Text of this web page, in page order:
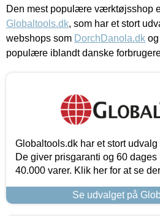
Den mest populære værktøjsshop
Globaltools.dk, som har et stort
webshops som DorchDanola.dk og
populære iblandt danske
Globaltools.dk har et stort
De giver prisgaranti og 60
40.000 varer. Klik her for at se
Se udvalget på